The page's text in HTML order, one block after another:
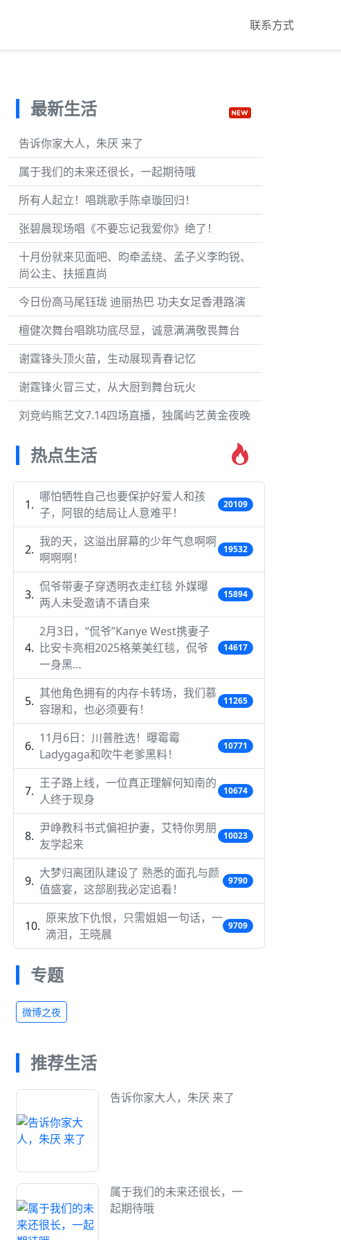
联系方式
最新生活
告诉你家大人，朱厌 来了
属于我们的未来还很长，一起期待哦
所有人起立！唱跳歌手陈卓璇回归！
张碧晨现场唱《不要忘记我爱你》绝了！
十月份就来见面吧、昀牵孟绕、孟子义李昀锐、
尚公主、扶摇直尚
今日份高马尾钰珑 迪丽热巴 功夫女足香港路演
檀健次舞台唱跳功底尽显，诚意满满敬畏舞台
谢霆锋头顶火苗，生动展现青春记忆
谢霆锋火冒三丈，从大厨到舞台玩火
刘竞屿熊艺文7.14四场直播，独属屿艺黄金夜晚
热点生活
哪怕牺牲自己也要保护好爱人和孩
子，阿银的结局让人意难平！
20109
我的天，这溢出屏幕的少年气息啊啊
啊啊啊！
19532
侃爷带妻子穿透明衣走红毯 外媒曝
两人未受邀请不请自来
15894
2月3日，“侃爷”Kanye West携妻子
比安卡亮相2025格莱美红毯，侃爷
一身黑…
14617
其他角色拥有的内存卡转场，我们慕
容璟和，也必须要有！
11265
11月6日：川普胜选！曝霉霉
Ladygaga和吹牛老爹黑料！
10771
王子路上线，一位真正理解何知南的
人终于现身
10674
尹峥教科书式偏袒护妻，艾特你男朋
友学起来
10023
大梦归离团队建设了 熟悉的面孔与颜
值盛宴，这部剧我必定追看！
9790
原来放下仇恨，只需姐姐一句话，一
滴泪，王晓晨
9709
专题
微博之夜
推荐生活
告诉你家大人，朱厌 来了
属于我们的未来还很长，一
起期待哦